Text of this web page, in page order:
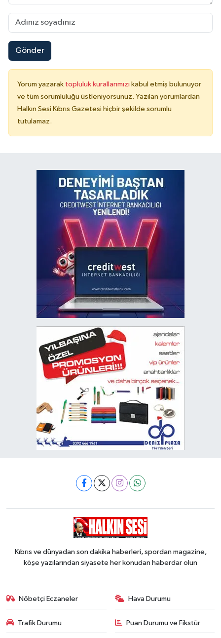
Gönder
Yorum yazarak topluluk kurallarımızı kabul etmiş bulunuyor
ve tüm sorumluluğu üstleniyorsunuz. Yazılan yorumlardan
Halkın Sesi Kıbrıs Gazetesi hiçbir şekilde sorumlu
tutulamaz.
Kıbrıs ve dünyadan son dakika haberleri, spordan magazine,
köşe yazılarından siyasete her konudan haberdar olun
Nöbetçi Eczaneler Hava Durumu
Trafik Durumu Puan Durumu ve Fikstür